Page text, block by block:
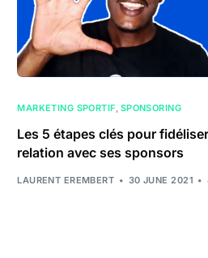
MARKETING SPORTIF, SPONSORING
Les 5 étapes clés pour
relation avec ses sponsors
LAURENT EREMBERT 30 JUNE 2021